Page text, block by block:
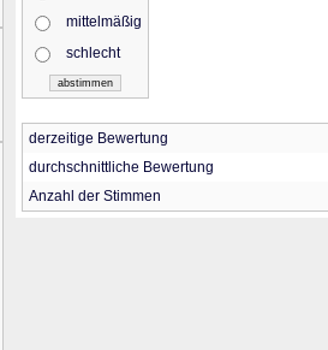
mittelmäßig
schlecht
derzeitige Bewertung
durchschnittliche Bewertung
Anzahl der Stimmen